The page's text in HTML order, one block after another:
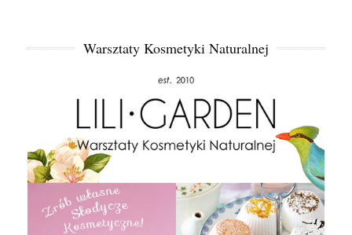
Warsztaty Kosmetyki Naturalnej